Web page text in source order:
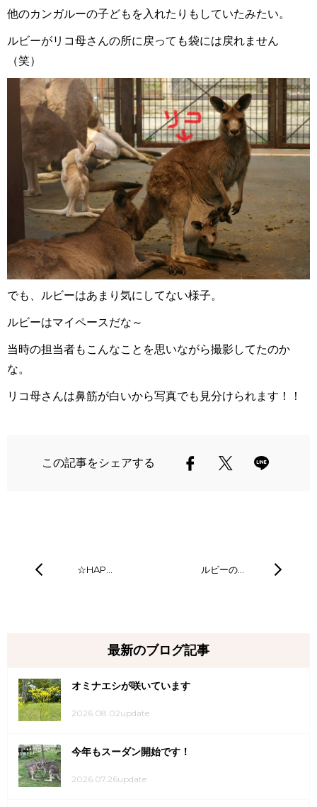
他のカンガルーの子どもを入れたりもしていたみたい。
ルビーがリコ母さんの所に戻っても袋には戻れません
（笑）
でも、ルビーはあまり気にしてない様子。
ルビーはマイペースだな～
当時の担当者もこんなことを思いながら撮影してたのか
な。
リコ母さんは鼻筋が白いから写真でも見分けられます！！
この記事をシェアする
☆HAP… ルビーの…
最新のブログ記事
オミナエシが咲いています
2026.08.02update
今年もスーダン開始です！
2026.07.26update